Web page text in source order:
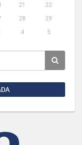
21
22
28
29
4 5